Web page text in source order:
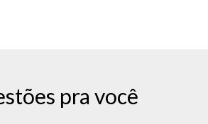
pra você